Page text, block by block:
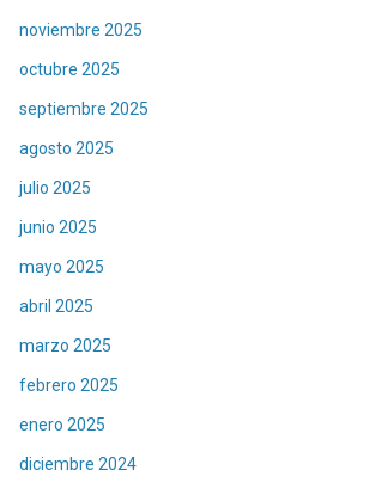
noviembre 2025
octubre 2025
septiembre 2025
agosto 2025
julio 2025
junio 2025
mayo 2025
abril 2025
marzo 2025
febrero 2025
enero 2025
diciembre 2024